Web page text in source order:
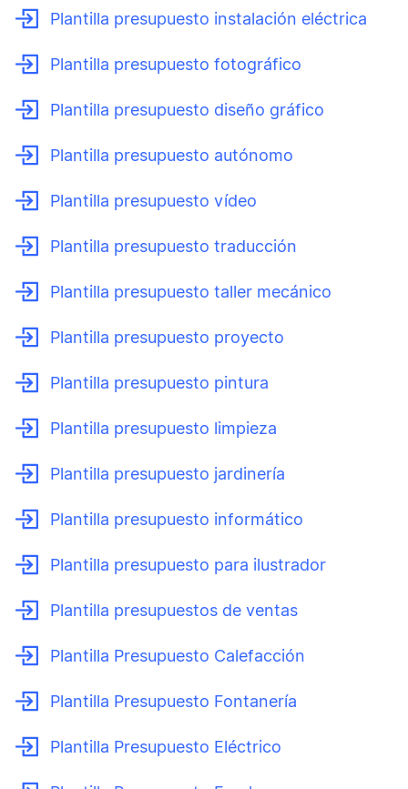
Plantilla presupuesto instalación eléctrica
Plantilla presupuesto fotográfico
Plantilla presupuesto diseño gráfico
Plantilla presupuesto autónomo
Plantilla presupuesto vídeo
Plantilla presupuesto traducción
Plantilla presupuesto taller mecánico
Plantilla presupuesto proyecto
Plantilla presupuesto pintura
Plantilla presupuesto limpieza
Plantilla presupuesto jardinería
Plantilla presupuesto informático
Plantilla presupuesto para ilustrador
Plantilla presupuestos de ventas
Plantilla Presupuesto Calefacción
Plantilla Presupuesto Fontanería
Plantilla Presupuesto Eléctrico